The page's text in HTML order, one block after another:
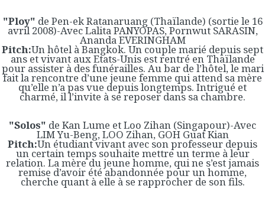
"Ploy" de Pen-ek Ratanaruang (Thaïlande) (sortie le 16
avril 2008)-Avec Lalita PANYOPAS, Pornwut SARASIN,
Ananda EVERINGHAM
Pitch:Un hôtel à Bangkok. Un couple marié depuis sept
ans et vivant aux Etats-Unis est rentré en Thaïlande
pour assister à des funérailles. Au bar de l’hôtel, le mari
fait la rencontre d’une jeune femme qui attend sa mère
qu’elle n’a pas vue depuis longtemps. Intrigué et
charmé, il l’invite à se reposer dans sa chambre.
"Solos" de Kan Lume et Loo Zihan (Singapour)-Avec
LIM Yu-Beng, LOO Zihan, GOH Guat Kian
Pitch:Un étudiant vivant avec son professeur depuis
un certain temps souhaite mettre un terme à leur
relation. La mère du jeune homme, qui ne s’est jamais
remise d’avoir été abandonnée pour un homme,
cherche quant à elle à se rapprocher de son fils.